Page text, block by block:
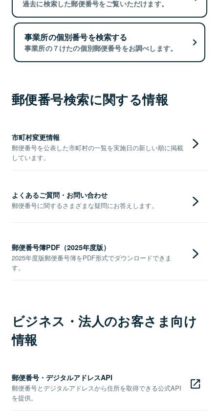
過去に検索した郵便番号をご覧いただけます。
事業所の個別番号を検索する
事業所の７けたの個別郵便番号をお調べします。
郵便番号検索に関する情報
市町村変更情報
郵便番号を公表した市町村の一覧を実施日の新しい順に掲載
しています。
よくあるご質問・お問い合わせ
郵便番号に関するさまざまな疑問にお答えします。
郵便番号簿PDF（2025年度版）
2025年度版郵便番号簿をPDF形式でダウンロードできま
す。
ビジネス・法人のお客さま向け
情報
郵便番号・デジタルアドレスAPI
郵便番号とデジタルアドレスから住所を取得できる公式API
を提供。